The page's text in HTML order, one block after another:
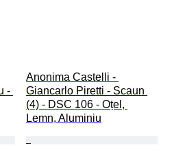
-
Anonima Castelli -
Giancarlo Piretti - Scaun
(4) - DSC 106 - Oțel,
Lemn, Aluminiu